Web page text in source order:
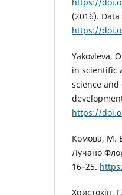
(2016).
https://
Yakovleva,
in scientific
science
https://
Комова, М.
Лучано
16–25.
Христокін,